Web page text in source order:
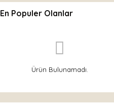
En Populer Olanlar
Ürün Bulunamadı.